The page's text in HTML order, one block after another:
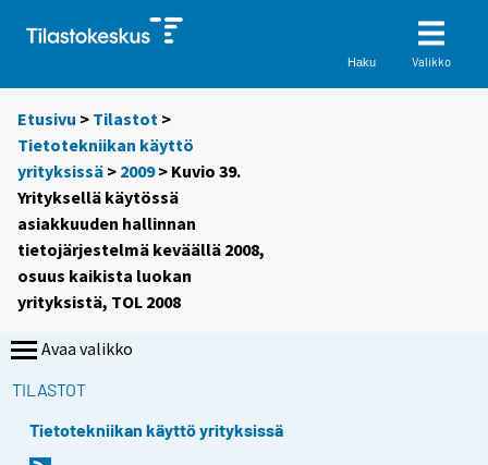
Haku Valikko
Etusivu > Tilastot >
Tietotekniikan käyttö
yrityksissä > 2009> Kuvio 39.
Yrityksellä käytössä
asiakkuuden hallinnan
tietojärjestelmä keväällä 2008,
osuus kaikista luokan
yrityksistä, TOL 2008
Avaa valikko
TILASTOT
Tietotekniikan käyttö yrityksissä